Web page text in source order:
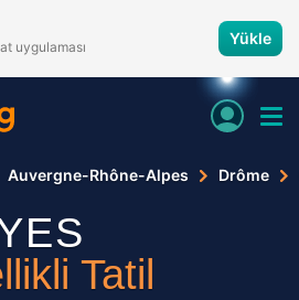
uygulaması Yükle
Auvergne-Rhône-Alpes Drôme
Tatil